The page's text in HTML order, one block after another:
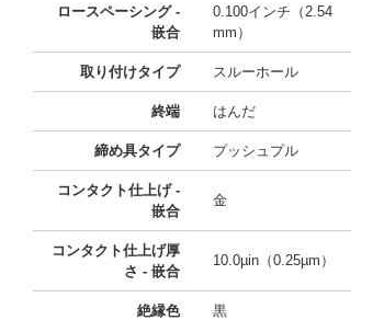
ロースペーシング -
嵌合
0.100インチ（2.54
mm）
取り付けタイプ スルーホール
終端 はんだ
締め具タイプ プッシュプル
コンタクト仕上げ -
嵌合
金
コンタクト仕上げ厚
さ - 嵌合
10.0µin（0.25µm）
絶縁色 黒